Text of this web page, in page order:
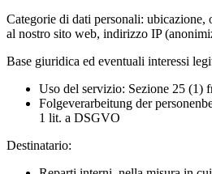
Categorie di dati personali: ubicazione,
al nostro sito web, indirizzo IP
Base giuridica ed eventuali interessi
Uso del servizio: Sezione 25 (1)
Folgeverarbeitung der
1 lit. a DSGVO
Destinatario: